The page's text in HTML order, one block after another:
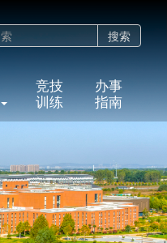
搜索
竞技
训练
办事
指南